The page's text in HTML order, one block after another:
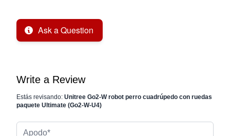
Ask a Question
Write a Review
Estás revisando: Unitree Go2-W robot perro cuadrúpedo con ruedas
paquete Ultimate (Go2-W-U4)